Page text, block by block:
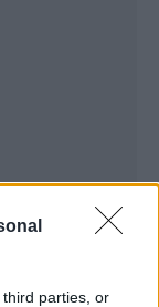
parties, or